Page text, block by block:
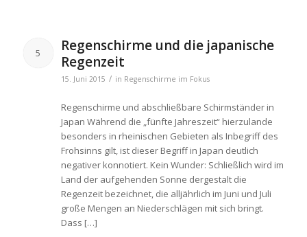
5
Regenschirme und die japanische
Regenzeit
15. Juni 2015 / in Regenschirme im Fokus
Regenschirme und abschließbare Schirmständer in
Japan Während die „fünfte Jahreszeit“ hierzulande
besonders in rheinischen Gebieten als Inbegriff des
Frohsinns gilt, ist dieser Begriff in Japan deutlich
negativer konnotiert. Kein Wunder: Schließlich wird im
Land der aufgehenden Sonne dergestalt die
Regenzeit bezeichnet, die alljährlich im Juni und Juli
große Mengen an Niederschlägen mit sich bringt.
Dass […]